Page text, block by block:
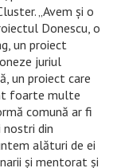
„Avem și o
Donescu, o
un proiect
juriul
un proiect care
foarte multe
comună ar fi
nostri din
alături de ei
și mentorat și